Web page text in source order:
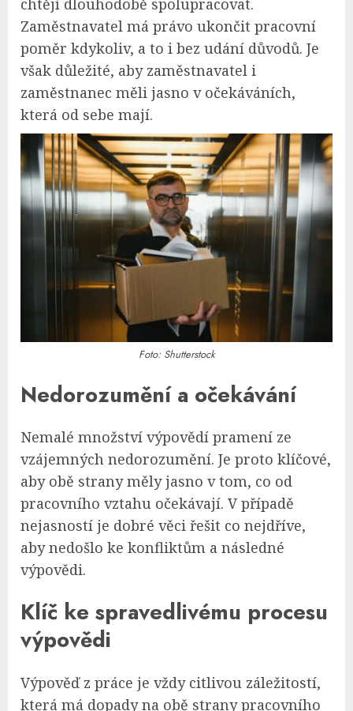
Zaměstnavatel má právo ukončit pracovní
poměr kdykoliv, a to i bez udání důvodů. Je
však důležité, aby zaměstnavatel i
zaměstnanec měli jasno v očekáváních,
která od sebe mají.
Foto: Shutterstock
Nedorozumění a očekávání
Nemalé množství výpovědí pramení ze
vzájemných nedorozumění. Je proto klíčové,
aby obě strany měly jasno v tom, co od
pracovního vztahu očekávají. V případě
nejasností je dobré věci řešit co nejdříve,
aby nedošlo ke konfliktům a následné
výpovědi.
Klíč ke spravedlivému procesu
výpovědi
Výpověď z práce je vždy citlivou záležitostí,
která má dopady na obě strany pracovního